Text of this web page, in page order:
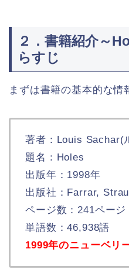
２．書籍紹介～
らすじ
まずは書籍の基本的な情
著者：Louis Sachar(
題名：Holes
出版年：1998年
出版社：Farrar,
ページ数：241ページ
単語数：46,938語
1999年のニューベリ